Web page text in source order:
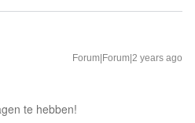
Forum|Forum|2 years ago
te hebben!